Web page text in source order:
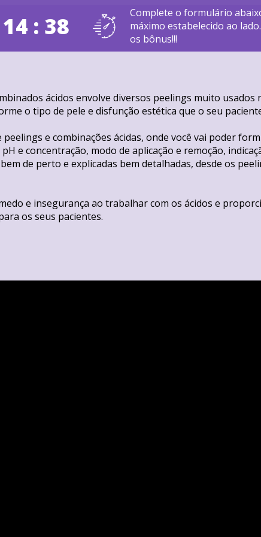
: 37
Complete o formulário
máximo estabelecido ao
os bônus!!!
ácidos envolve diversos peelings muito usados
o tipo de pele e disfunção estética que o seu
e combinações ácidas, onde você vai poder
e concentração, modo de aplicação e remoção,
de perto e explicadas bem detalhadas, desde os
e insegurança ao trabalhar com os ácidos e
os seus pacientes.